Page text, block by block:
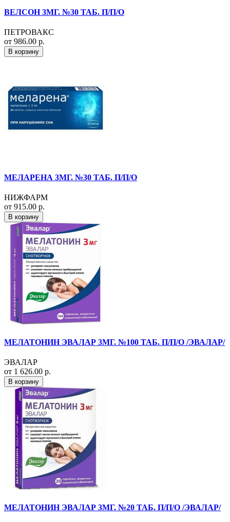
ВЕЛСОН 3МГ. №30 ТАБ. П/П/О
ПЕТРОВАКС
от 986.00 р.
В корзину
МЕЛАРЕНА 3МГ. №30 ТАБ. П/П/О
НИЖФАРМ
от 915.00 р.
В корзину
МЕЛАТОНИН ЭВАЛАР 3МГ. №100 ТАБ. П/П/О /ЭВАЛАР/
ЭВАЛАР
от 1 626.00 р.
В корзину
МЕЛАТОНИН ЭВАЛАР 3МГ. №20 ТАБ. П/П/О /ЭВАЛАР/